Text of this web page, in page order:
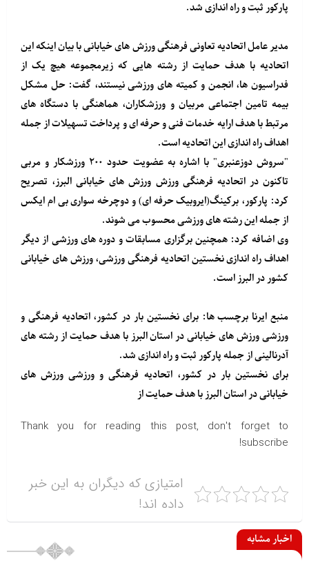
پارکور ثبت و راه اندازی شد.
مدیر عامل اتحادیه تعاونی فرهنگی ورزش های خیابانی با بیان اینکه این
اتحادیه با هدف حمایت از رشته هایی که زیرمجموعه هیچ یک از
فدراسیون ها، انجمن و کمیته های ورزشی نیستند، گفت: حل مشکل
بیمه تامین اجتماعی مربیان و ورزشکاران، هماهنگی با دستگاه های
مرتبط با هدف ارایه خدمات فنی و حرفه ای و پرداخت تسهیلات از جمله
اهداف راه اندازی این اتحادیه است.
"سروش دوزعنبری" با اشاره به عضویت حدود ۲۰۰ ورزشکار و مربی
تاکنون در اتحادیه فرهنگی ورزش ورزش های خیابانی البرز، تصریح
کرد: پارکور، برکینگ(ایروبیک حرفه ای) و دوچرخه سواری بی ام ایکس
از جمله این رشته های ورزشی محسوب می شوند.
وی اضافه کرد: همچنین برگزاری مسابقات و دوره های ورزشی از دیگر
اهداف راه اندازی نخستین اتحادیه فرهنگی ورزشی، ورزش های خیابانی
کشور در البرز است.
منبع ایرنا برچسب ها: برای نخستین بار در کشور، اتحادیه فرهنگی و
ورزشی ورزش های خیابانی در استان البرز با هدف حمایت از رشته های
آدرنالینی از جمله پارکور ثبت و راه اندازی شد.
برای نخستین بار در کشور، اتحادیه فرهنگی و ورزشی ورزش های
خیابانی در استان البرز با هدف حمایت از
Thank you for reading this post, don't forget to
subscribe!
امتیازی که دیگران به این خبر
داده اند!
اخبار مشابه